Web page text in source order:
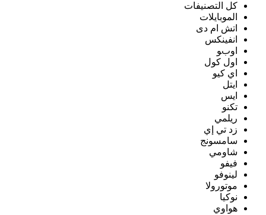
كل التصنيفات
الموبايلات
اتش ام دى
انفينكس
اوبو
اول كول
اي كيو
ايتل
ايس
تكنو
ريلمي
زد تي إي
سامسونج
شاومي
فيفو
لينوفو
موتورولا
نوكيا
هواوي